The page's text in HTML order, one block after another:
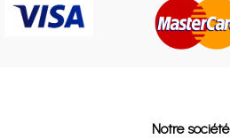
Notre société